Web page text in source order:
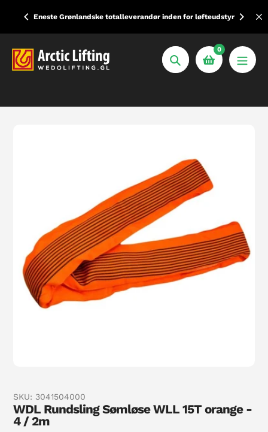
indhold
Eneste Grønlandske totalleverandør inden for løfteudstyr
Søg
0
SKU: 3041504000
WDL Rundsling Sømløse WLL 15T orange -
4 / 2m